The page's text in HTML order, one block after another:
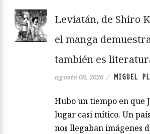
Leviatán, de Shiro
el manga
también es
agosto 08, 2026 / MIGUEL
Hubo un tiempo en que
lugar casi mítico. Un
nos llegaban imágenes